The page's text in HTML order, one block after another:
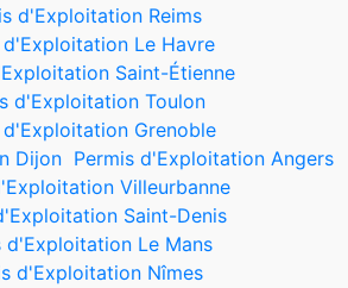
d'Exploitation Reims
d'Exploitation Le Havre
Saint-Étienne
d'Exploitation Toulon
d'Exploitation Grenoble
Dijon Permis d'Exploitation Angers
Villeurbanne
Saint-Denis
d'Exploitation Le Mans
d'Exploitation Nîmes